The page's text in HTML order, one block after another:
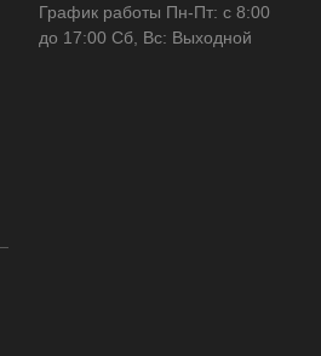
График работы Пн-Пт: с 8:00
до 17:00 Сб, Вс: Выходной